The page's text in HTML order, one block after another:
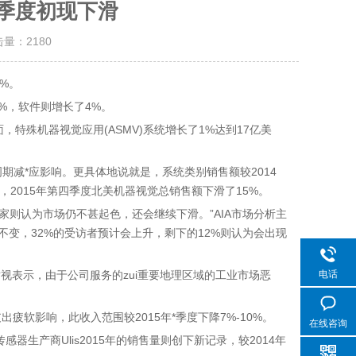
度初现下滑
： 2180
。
软件则增长了4%。
特殊机器视觉应用(ASMV)系统增长了1%达到17亿美
减*应影响。更具体地说就是，系统类别销售额较2014
年第四季度北美机器视觉总销售额下滑了15%。
认为市场仍不甚起色，还会继续下滑。”AIA市场分析主
变，32%的受访者预计会上升，剩下的12%则认为会出现
表示，由于公司服务的zui重要地理区域的工业市场恶
疲软影响，此收入范围较2015年*季度下降7%-10%。
器生产商Ulis2015年的销售量则创下新记录，较2014年
电话
在线咨询